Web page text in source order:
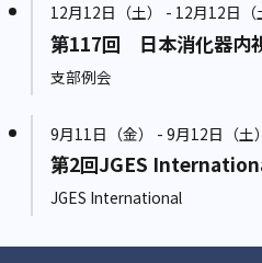
12月12日（土） - 12月12日（
第117回 日本消化器内
支部例会
9月11日（金） - 9月12日（土
第2回JGES
JGES International